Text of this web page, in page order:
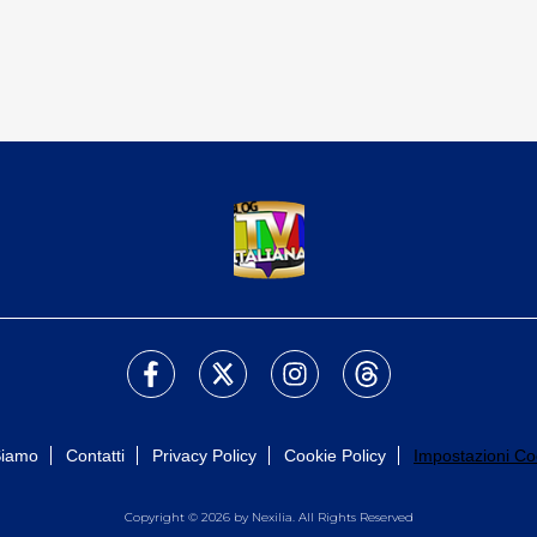
Contatti Privacy Policy Cookie Policy Impostazioni
Copyright © 2026 by Nexilia. All Rights Reserved